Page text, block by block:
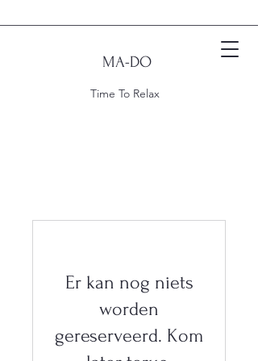
MA-DO
Time To Relax
Er kan nog niets
worden
gereserveerd. Kom